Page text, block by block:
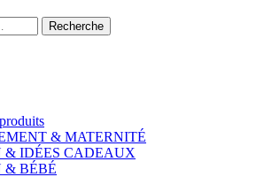
Recherche
& MATERNITÉ
& IDÉES CADEAUX
BÉBÉ